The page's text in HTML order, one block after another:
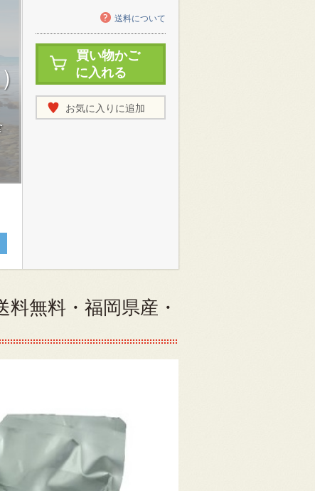
送料について
買い物かご
に入れる
お気に入りに追加
無料・福岡県産・